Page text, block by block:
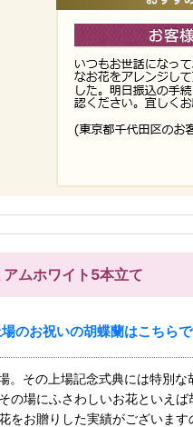
アムホワイト5本立て
のお祝いの胡蝶蘭はこちら
。その上場記念式典には特別
の場にふさわしいお花といえ
お贈りした実績がございます